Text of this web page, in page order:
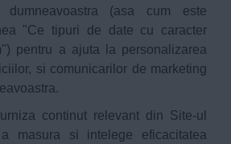
dumneavoastra (asa cum este
"Ce tipuri de date cu caracter
pentru a ajuta la personalizarea
si comunicarilor de marketing
continut relevant din Site-ul
masura si intelege eficacitatea